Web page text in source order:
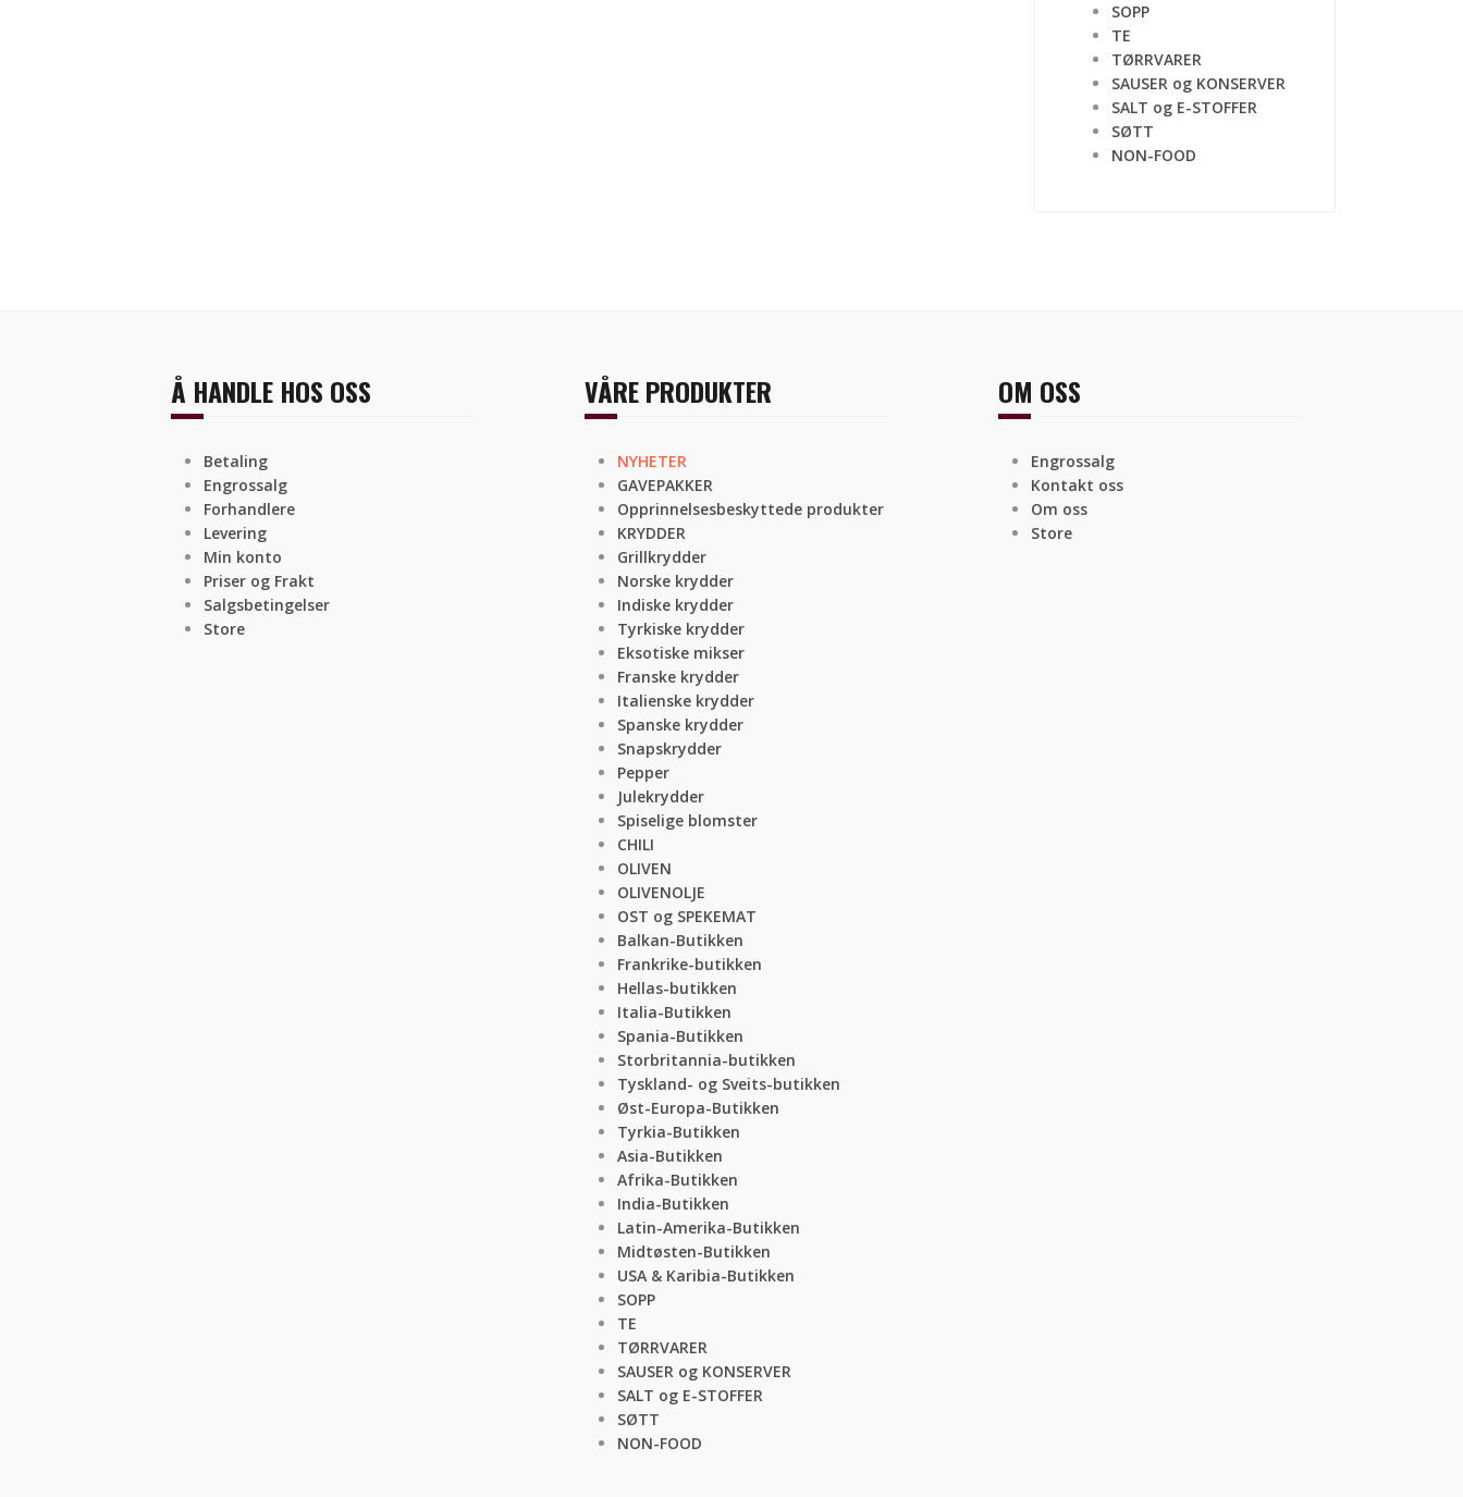
SOPP
TE
TØRRVARER
SAUSER og KONSERVER
SALT og E-STOFFER
SØTT
NON-FOOD
Å HANDLE HOS OSS
Betaling
Engrossalg
Forhandlere
Levering
Min konto
Priser og Frakt
Salgsbetingelser
Store
VÅRE PRODUKTER
NYHETER
GAVEPAKKER
Opprinnelsesbeskyttede produkter
KRYDDER
Grillkrydder
Norske krydder
Indiske krydder
Tyrkiske krydder
Eksotiske mikser
Franske krydder
Italienske krydder
Spanske krydder
Snapskrydder
Pepper
Julekrydder
Spiselige blomster
CHILI
OLIVEN
OLIVENOLJE
OST og SPEKEMAT
Balkan-Butikken
Frankrike-butikken
Hellas-butikken
Italia-Butikken
Spania-Butikken
Storbritannia-butikken
Tyskland- og Sveits-butikken
Øst-Europa-Butikken
Tyrkia-Butikken
Asia-Butikken
Afrika-Butikken
India-Butikken
Latin-Amerika-Butikken
Midtøsten-Butikken
USA & Karibia-Butikken
SOPP
TE
TØRRVARER
SAUSER og KONSERVER
SALT og E-STOFFER
SØTT
NON-FOOD
OM OSS
Engrossalg
Kontakt oss
Om oss
Store